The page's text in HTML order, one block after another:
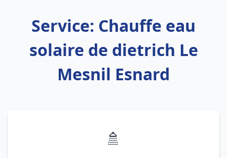
Service: Chauffe eau
solaire de dietrich Le
Mesnil Esnard
🚿